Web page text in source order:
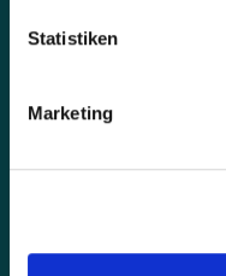
Statistiken
Marketing
Maison